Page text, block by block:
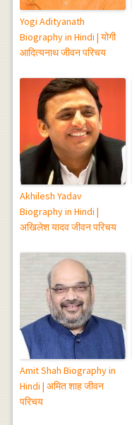
Yogi Adityanath
Biography in Hindi | योगी
आदित्यनाथ जीवन परिचय
Akhilesh Yadav
Biography in Hindi |
अखिलेश यादव जीवन परिचय
Amit Shah Biography in
Hindi | अमित शाह जीवन
परिचय